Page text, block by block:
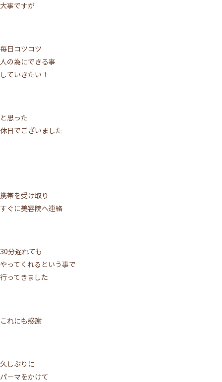
大事ですが
毎日コツコツ
人の為にできる事
していきたい！
と思った
休日でございました
携帯を受け取り
すぐに美容院へ連絡
30分遅れても
やってくれるという事で
行ってきました
これにも感謝
久しぶりに
パーマをかけて